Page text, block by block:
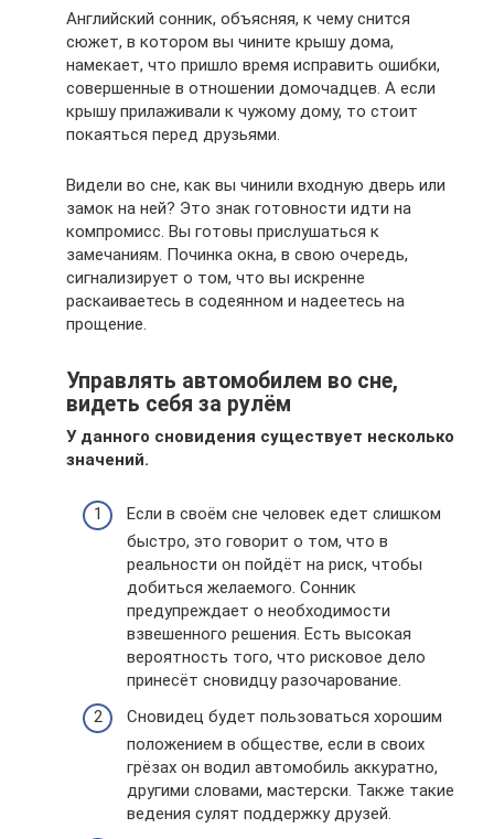
Английский сонник, объясняя, к чему снится
сюжет, в котором вы чините крышу дома,
намекает, что пришло время исправить ошибки,
совершенные в отношении домочадцев. А если
крышу прилаживали к чужому дому, то стоит
покаяться перед друзьями.
Видели во сне, как вы чинили входную дверь или
замок на ней? Это знак готовности идти на
компромисс. Вы готовы прислушаться к
замечаниям. Починка окна, в свою очередь,
сигнализирует о том, что вы искренне
раскаиваетесь в содеянном и надеетесь на
прощение.
Управлять автомобилем во сне,
видеть себя за рулём
У данного сновидения существует несколько
значений.
Если в своём сне человек едет слишком
быстро, это говорит о том, что в
реальности он пойдёт на риск, чтобы
добиться желаемого. Сонник
предупреждает о необходимости
взвешенного решения. Есть высокая
вероятность того, что рисковое дело
принесёт сновидцу разочарование.
Сновидец будет пользоваться хорошим
положением в обществе, если в своих
грёзах он водил автомобиль аккуратно,
другими словами, мастерски. Также такие
ведения сулят поддержку друзей.